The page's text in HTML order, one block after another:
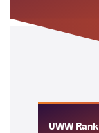
UWW Rank